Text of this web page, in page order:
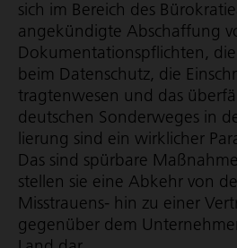
sich im Bereich des
angekündigte Abschaffung
Doku­men­ta­ti­ons­pflichten,
beim Datenschutz, die
trag­ten­wesen und das
deutschen Sonderweges in
lie­rung sind ein wirklicher
Das sind spürbare
stellen sie eine Abkehr von
Misstrauens- hin zu einer
gegenüber dem